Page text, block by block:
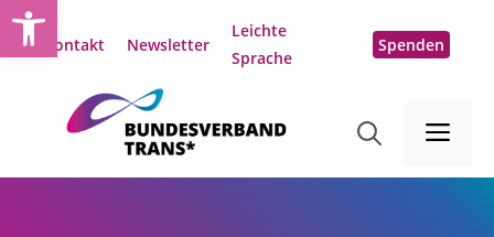
Zum
Inhalt
Kontakt Newsletter
Leichte
Sprache
Spenden